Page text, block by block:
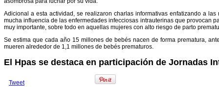
Adicional a esta actividad, se realizaron charlas informativas enfatizando a
mucha influencia de las enfermedades infecciosas intrauterinas que provocan
muy importante, sobre todo en aquellas mujeres con alto riesgo de parto
Se estima que cada año 15 millones de bebés nacen de forma prematura,
mueren alrededor de 1,1 millones de bebés prematuros.
El Hpas se destaca en participación de Jornadas
Tweet